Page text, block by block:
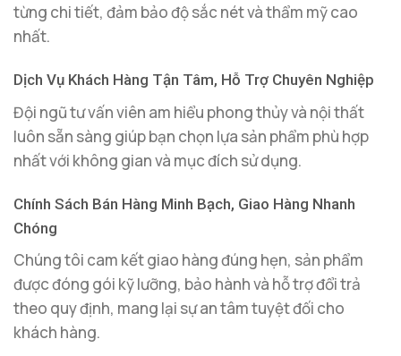
từng chi tiết, đảm bảo độ sắc nét và thẩm mỹ cao
nhất.
Dịch Vụ Khách Hàng Tận Tâm, Hỗ Trợ Chuyên Nghiệp
Đội ngũ tư vấn viên am hiểu phong thủy và nội thất
luôn sẵn sàng giúp bạn chọn lựa sản phẩm phù hợp
nhất với không gian và mục đích sử dụng.
Chính Sách Bán Hàng Minh Bạch, Giao Hàng Nhanh
Chóng
Chúng tôi cam kết giao hàng đúng hẹn, sản phẩm
được đóng gói kỹ lưỡng, bảo hành và hỗ trợ đổi trả
theo quy định, mang lại sự an tâm tuyệt đối cho
khách hàng.